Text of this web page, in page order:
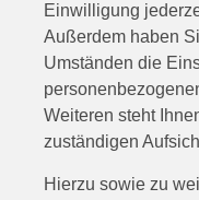
Einwilligung
Außerdem haben
Umständen die
Weiteren steht
zuständigen
Hierzu sowie zu